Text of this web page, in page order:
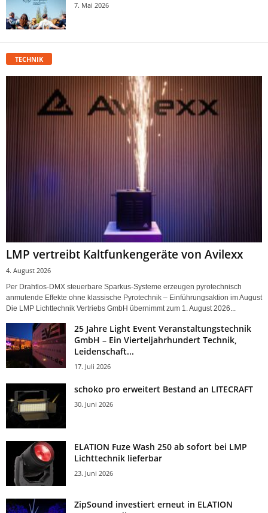
7. Mai 2026
TECHNIK
LMP vertreibt Kaltfunkengeräte von Avilexx
4. August 2026
Per Drahtlos-DMX steuerbare Sparkus-Systeme erzeugen pyrotechnisch
anmutende Effekte ohne klassische Pyrotechnik – Einführungsaktion im August
Die LMP Lichttechnik Vertriebs GmbH übernimmt zum 1. August 2026...
25 Jahre Light Event Veranstaltungstechnik
GmbH – Ein Vierteljahrhundert Technik,
Leidenschaft...
17. Juli 2026
schoko pro erweitert Bestand an LITECRAFT
30. Juni 2026
ELATION Fuze Wash 250 ab sofort bei LMP
Lichttechnik lieferbar
23. Juni 2026
ZipSound investiert erneut in ELATION